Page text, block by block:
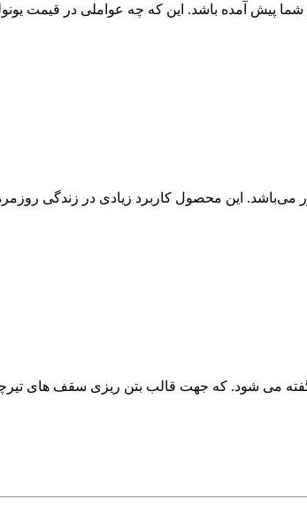
پیش آمده باشد. این که چه عواملی در قیمت
می‌باشد. این محصول کاربرد زیادی در زندگی
می شود. که جهت قالب بتن ریزی سقف های تیرچه